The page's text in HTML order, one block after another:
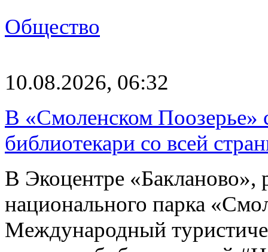
Общество
10.08.2026, 06:32
В «Смоленском Поозерье»
библиотекари со всей
В Экоцентре «Бакланово»,
национального парка
Международный